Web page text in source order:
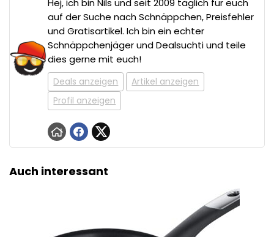
Hej, ich bin Nils und seit 2009 täglich für euch
auf der Suche nach Schnäppchen, Preisfehler
und Gratisartikel. Ich bin ein echter
Schnäppchenjäger und Dealsuchti und teile
dies gerne mit euch!
Deals anzeigen
Artikel anzeigen
Profil anzeigen
Auch interessant